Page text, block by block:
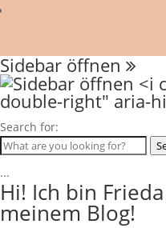
Sidebar öffnen
Search for:
...
Hi! Ich bin
meinem Blog!